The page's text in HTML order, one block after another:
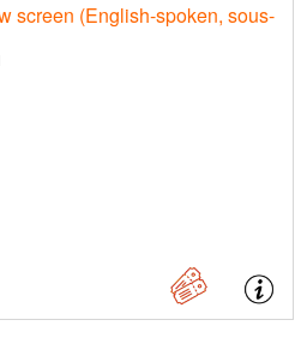
screen (English-spoken, sous-